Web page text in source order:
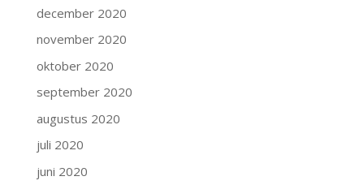
december 2020
november 2020
oktober 2020
september 2020
augustus 2020
juli 2020
juni 2020